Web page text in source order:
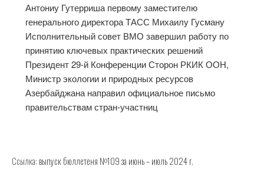
Антониу Гутерриша первому заместителю
генерального директора ТАСС Михаилу Гусману
Исполнительный совет ВМО завершил работу по
принятию ключевых практических решений
Президент 29-й Конференции Сторон РКИК ООН,
Министр экологии и природных ресурсов
Азербайджана направил официальное письмо
правительствам стран-участниц
Ссылка: выпуск бюллетеня №109 за июнь – июль 2024 г.